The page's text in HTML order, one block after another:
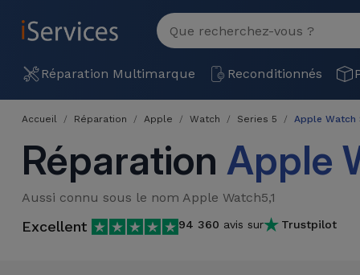
Réparation Multimarque Reconditionnés
MENU
Réparation
Différentes
Causes de
Pannes
iPhone
Reconditionnés
Produits
DJIMagasins
Voir
Accueil Réparation Apple Watch Series 5 Apple Watch
Réparation Apple
Aussi connu sous le nom Apple Watch5,1
Excellent 94 360 avis sur Trustpilot